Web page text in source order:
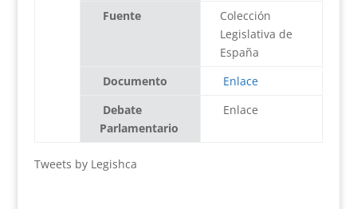
Fuente
Colección
Legislativa de
España
Documento
Enlace
Debate
Parlamentario
Enlace
Tweets by Legishca